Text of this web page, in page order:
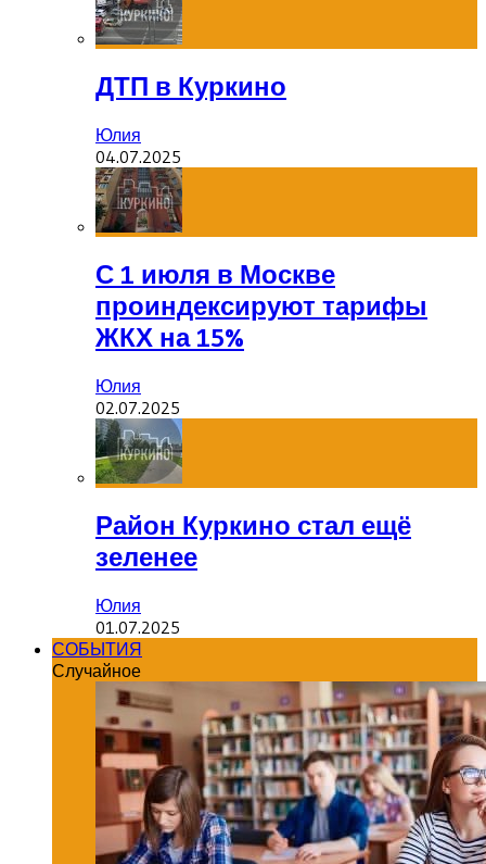
ДТП в Куркино
Юлия
04.07.2025
С 1 июля в Москве
проиндексируют тарифы
ЖКХ на 15%
Юлия
02.07.2025
Район Куркино стал ещё
зеленее
Юлия
01.07.2025
СОБЫТИЯ
Случайное